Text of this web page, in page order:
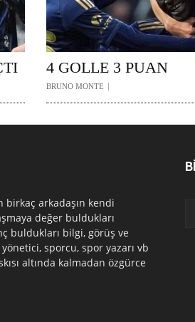
4 GOLLE 3 PUAN
BRUNO MONTE
birkaç arkadaşın kendi
değer buldukları
buldukları bilgi, görüş ve
sporcu, spor yazarı vb
altında kalmadan özgürce